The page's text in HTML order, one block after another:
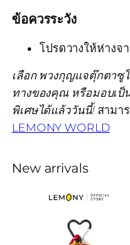
ข้อควรระวัง
โปรดวางให้ห่างจ
เลือก พวงกุญแจตุ๊กตาซู
ทางของคุณ หรือมอบเ
พิเศษได้แล้ววันนี้! สามา
LEMONY WORLD
New arrivals